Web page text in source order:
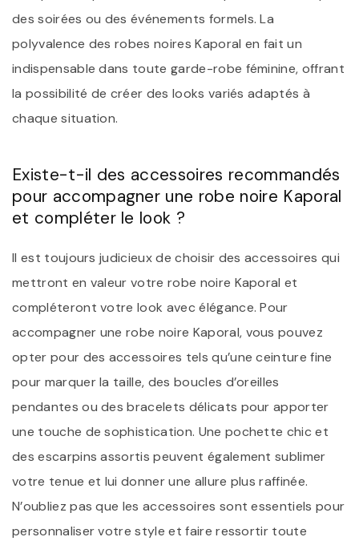
des soirées ou des événements formels. La
polyvalence des robes noires Kaporal en fait un
indispensable dans toute garde-robe féminine, offrant
la possibilité de créer des looks variés adaptés à
chaque situation.
Existe-t-il des accessoires recommandés
pour accompagner une robe noire Kaporal
et compléter le look ?
Il est toujours judicieux de choisir des accessoires qui
mettront en valeur votre robe noire Kaporal et
compléteront votre look avec élégance. Pour
accompagner une robe noire Kaporal, vous pouvez
opter pour des accessoires tels qu’une ceinture fine
pour marquer la taille, des boucles d’oreilles
pendantes ou des bracelets délicats pour apporter
une touche de sophistication. Une pochette chic et
des escarpins assortis peuvent également sublimer
votre tenue et lui donner une allure plus raffinée.
N’oubliez pas que les accessoires sont essentiels pour
personnaliser votre style et faire ressortir toute